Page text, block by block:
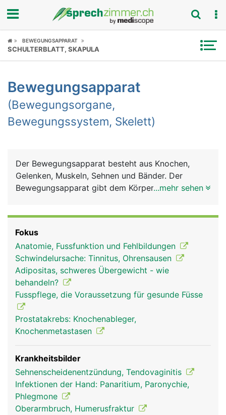
Fokus
Symptome
Untersuchungen
Ratgeber
Rubriken
BEWEGUNGSAPPARAT
SCHULTERBLATT, SKAPULA
Bewegungsapparat
(Bewegungsorgane,
Bewegungssystem, Skelett)
Der Bewegungsapparat besteht aus Knochen,
Gelenken, Muskeln, Sehnen und Bänder. Der
Bewegungsapparat gibt dem Körper Halt und
Organe und Blutbildung im Knochemark.
...mehr sehen
Fokus
Anatomie, Fussfunktion und Fehlbildungen
Schwindelursache: Tinnitus, Ohrensausen
Adipositas, schweres Übergewicht - wie
behandeln?
Fusspflege, die Voraussetzung für gesunde Füsse
Prostatakrebs: Knochenableger,
Knochenmetastasen
Krankheitsbilder
Sehnenscheidenentzündung, Tendovaginitis
Infektionen der Hand: Panaritium, Paronychie,
Phlegmone
Oberarmbruch, Humerusfraktur